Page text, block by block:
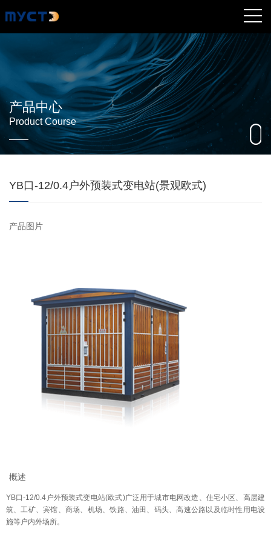
产品中心
Product Course
YB口-12/0.4户外预装式变电站(景观欧式)
产品图片
概述
YB口-12/0.4户外预装式变电站(欧式)广泛用于城市电网改造、住宅小区、高层建
筑、工矿、宾馆、商场、机场、铁路、油田、码头、高速公路以及临时性用电设
施等户内外场所。